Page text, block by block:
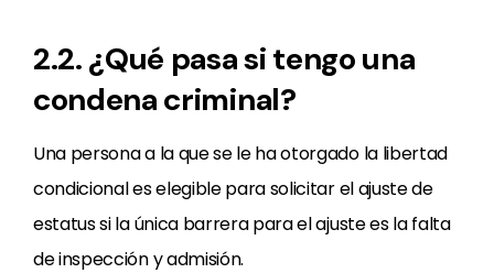
2.2. ¿Qué pasa si tengo una
condena criminal?
Una persona a la que se le ha otorgado la libertad
condicional es elegible para solicitar el ajuste de
estatus si la única barrera para el ajuste es la falta
de inspección y admisión.